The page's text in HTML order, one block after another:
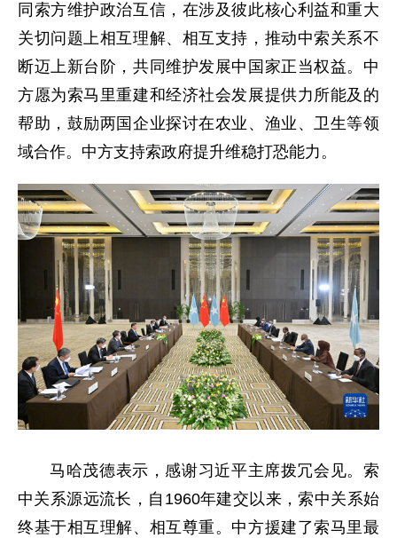
同索方维护政治互信，在涉及彼此核心利益和重大
关切问题上相互理解、相互支持，推动中索关系不
断迈上新台阶，共同维护发展中国家正当权益。中
方愿为索马里重建和经济社会发展提供力所能及的
帮助，鼓励两国企业探讨在农业、渔业、卫生等领
域合作。中方支持索政府提升维稳打恐能力。
马哈茂德表示，感谢习近平主席拨冗会见。索
中关系源远流长，自1960年建交以来，索中关系始
终基于相互理解、相互尊重。中方援建了索马里最